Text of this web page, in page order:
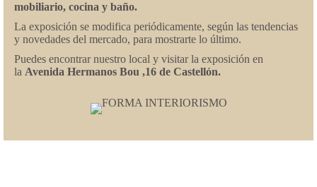
mobiliario, cocina y baño.
La exposición se modifica periódicamente, según las tendencias
y novedades del mercado, para mostrarte lo último.
Puedes encontrar nuestro local y visitar la exposición en
la Avenida Hermanos Bou ,16 de Castellón.